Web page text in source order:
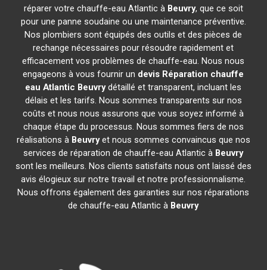
réparer votre chauffe-eau Atlantic à Beuvry, que ce soit
pour une panne soudaine ou une maintenance préventive.
Nos plombiers sont équipés des outils et des pièces de
rechange nécessaires pour résoudre rapidement et
efficacement vos problèmes de chauffe-eau. Nous nous
engageons à vous fournir un devis Réparation chauffe
eau Atlantic Beuvrydétaillé et transparent, incluant les
délais et les tarifs. Nous sommes transparents sur nos
coûts et nous nous assurons que vous soyez informé à
chaque étape du processus. Nous sommes fiers de nos
réalisations à Beuvryet nous sommes convaincus que nos
services de réparation de chauffe-eau Atlantic à Beuvry
sont les meilleurs. Nos clients satisfaits nous ont laissé des
avis élogieux sur notre travail et notre professionnalisme.
Nous offrons également des garanties sur nos réparations
de chauffe-eau Atlantic à Beuvry